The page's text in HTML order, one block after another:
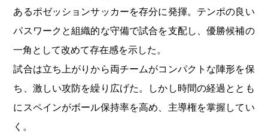
あるポゼッションサッカーを存分に発揮。テンポの良い
パスワークと組織的な守備で試合を支配し、優勝候補の
一角として改めて存在感を示した。
試合は立ち上がりから両チームがコンパクトな陣形を保
ち、激しい攻防を繰り広げた。しかし時間の経過ととも
にスペインがボール保持率を高め、主導権を掌握してい
く。